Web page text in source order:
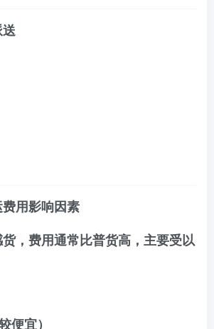
用影响因素
，费用通常比普货高，主要受以
便宜）